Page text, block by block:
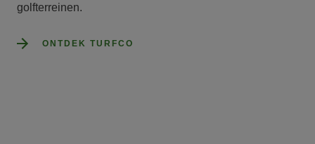
golfterreinen.
ONTDEK TURFCO